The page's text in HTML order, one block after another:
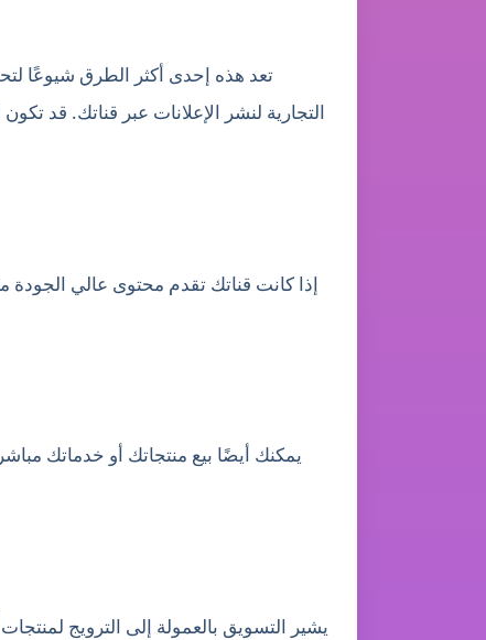
تعد هذه إحدى أكثر الطرق شيوعًا
التجارية لنشر الإعلانات عبر قناتك. قد
إذا كانت قناتك تقدم محتوى عالي
يمكنك أيضًا بيع منتجاتك أو خدماتك
يشير التسويق بالعمولة إلى الترويج